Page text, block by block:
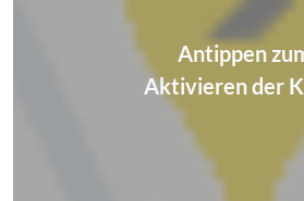
Antippen
Aktivieren der